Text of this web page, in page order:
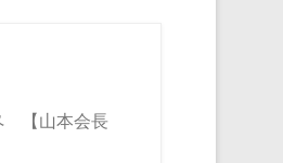
【山本会長